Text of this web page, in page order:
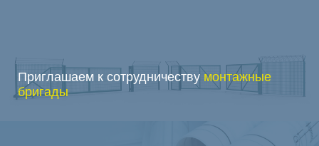
Приглашаем к сотрудничеству монтажные
бригады